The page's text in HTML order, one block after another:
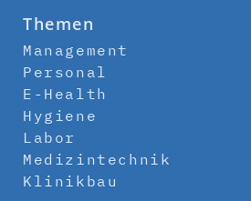
Themen
Management
Personal
E-Health
Hygiene
Labor
Medizintechnik
Klinikbau